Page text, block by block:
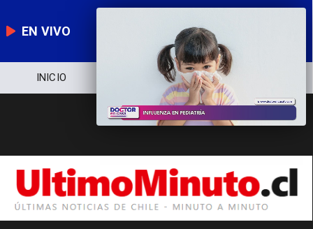
EN VIVO
INICIO NOTICIERO